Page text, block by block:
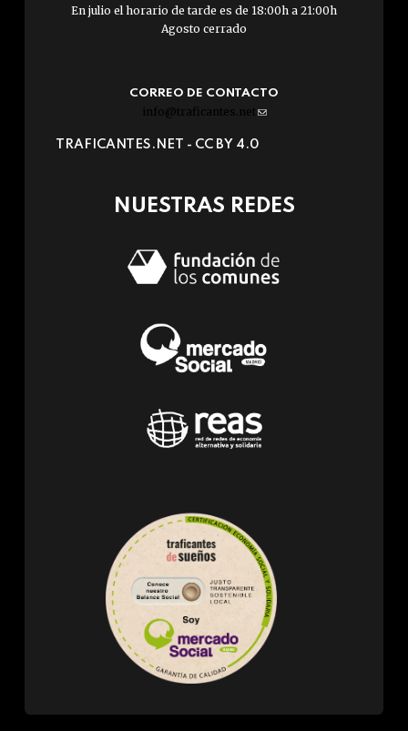
En julio el horario de tarde es de 18:00h a 21:00h
Agosto cerrado
CORREO DE CONTACTO
info@traficantes.net (link
e-
TRAFICANTES.NET - CC BY 4.0
NUESTRAS REDES